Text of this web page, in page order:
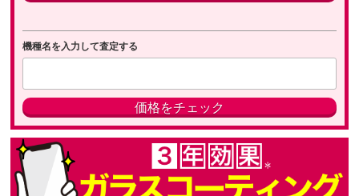
機種名を入力して査定する